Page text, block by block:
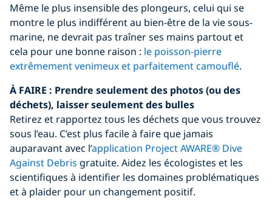
Même le plus insensible des plongeurs, celui qui se
montre le plus indifférent au bien-être de la vie sous-
marine, ne devrait pas traîner ses mains partout et
cela pour une bonne raison : le poisson-pierre
extrêmement venimeux et parfaitement camouflé.
À FAIRE : Prendre seulement des photos (ou des
déchets), laisser seulement des bulles
Retirez et rapportez tous les déchets que vous trouvez
sous l’eau. C’est plus facile à faire que jamais
auparavant avec l’application Project AWARE® Dive
Against Debris gratuite. Aidez les écologistes et les
scientifiques à identifier les domaines problématiques
et à plaider pour un changement positif.